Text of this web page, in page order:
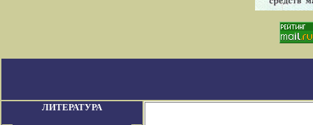
ЛИТЕРАТУРА